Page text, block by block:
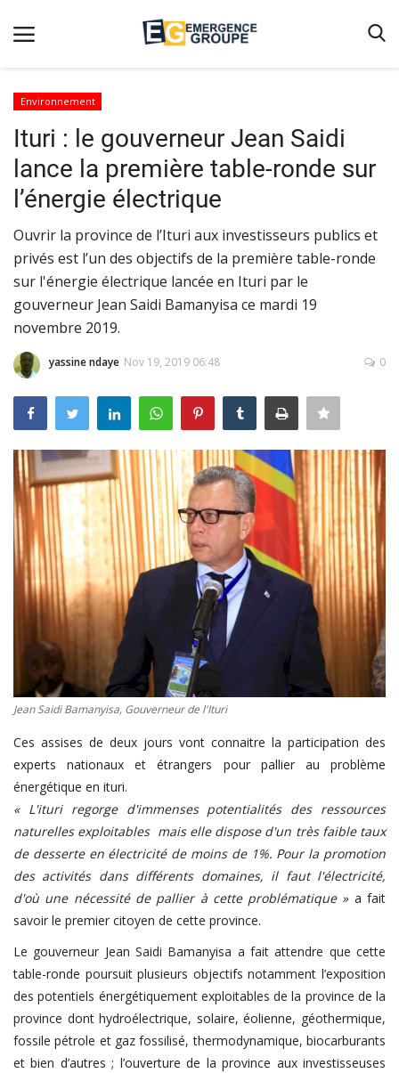
Accueil
Contact
Emergence
Galerie
Terms & Conditions
Nos Publications
Magazine
Nos Videos
Partenaires
Connexion
Register
Français
Environnement
Ituri : le gouverneur Jean Saidi
lance la première table-ronde sur
l’énergie électrique
Ouvrir la province de l’Ituri aux investisseurs publics et
privés est l’un des objectifs de la première table-ronde
sur l'énergie électrique lancée en Ituri par le
gouverneur Jean Saidi Bamanyisa ce mardi 19
novembre 2019.
yassine ndaye Nov 19, 2019 06:48 0
Jean Saidi Bamanyisa, Gouverneur de l'Ituri
Ces assises de deux jours vont connaitre la participation des
experts nationaux et étrangers pour pallier au problème
énergétique en ituri.
« L'ituri regorge d'immenses potentialités des ressources
naturelles exploitables mais elle dispose d'un très faible taux
de desserte en électricité de moins de 1%. Pour la promotion
des activités dans différents domaines, il faut l'électricité,
d'où une nécessité de pallier à cette problématique »a fait
savoir le premier citoyen de cette province.
Le gouverneur Jean Saidi Bamanyisa a fait attendre que cette
table-ronde poursuit plusieurs objectifs notamment l’exposition
des potentiels énergétiquement exploitables de la province de la
province dont hydroélectrique, solaire, éolienne, géothermique,
fossile pétrole et gaz fossilisé, thermodynamique, biocarburants
et bien d’autres ; l’ouverture de la province aux investisseuses